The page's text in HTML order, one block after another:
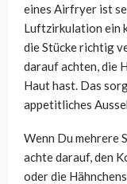
eines Airfryer ist
Luftzirkulation ein
die Stücke richtig
darauf achten, die
Haut hast. Das
appetitliches
Wenn Du mehrere
achte darauf, den
oder die